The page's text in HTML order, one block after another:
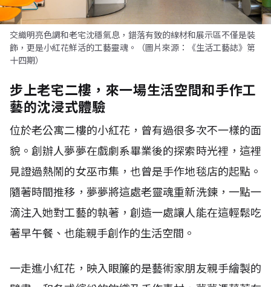
交織明亮色調和老宅沈穩氣息，錯落有致的線材和展示區不僅是裝
飾，更是小紅花鮮活的工藝靈魂。（圖片來源：《生活工藝誌》第
十四期）
步上老宅二樓，來一場生活空間和手作工
藝的沈浸式體驗
位於老公寓二樓的小紅花，曾有過很多次不一樣的面
貌。創辦人夢夢在戲劇系畢業後的探索時光裡，這裡
見證過熱鬧的女巫市集，也曾是手作地毯店的起點。
隨著時間推移，夢夢將這處老靈魂重新洗鍊，一點一
滴注入她對工藝的執著，創造一處讓人能在這輕鬆吃
著早午餐、也能親手創作的生活空間。
一走進小紅花，映入眼簾的是藝術家朋友親手繪製的